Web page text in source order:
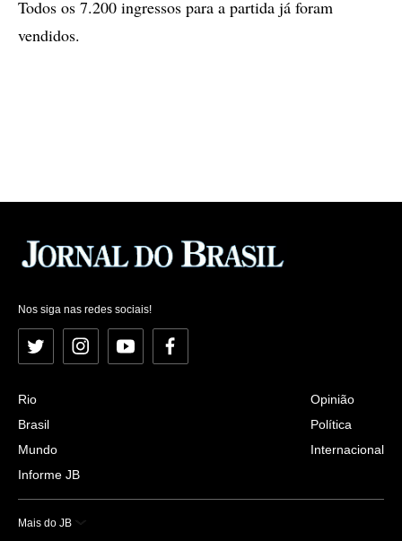
Todos os 7.200 ingressos para a partida já foram
vendidos.
Nos siga nas redes sociais!
Twitter InstagramYouTubeFacebook
Rio
Brasil
Mundo
Informe JB
Opinião
Política
Internacional
Mais do JB